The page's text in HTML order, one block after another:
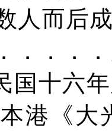
人而后
．．．
国十六
港《大